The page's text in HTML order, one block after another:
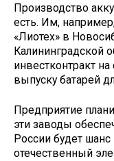
Производство
есть. Им,
«Лиотех» в
Калининградской
инвестконтракт
выпуску батарей
Предприятие
эти заводы
России будет
отечественный